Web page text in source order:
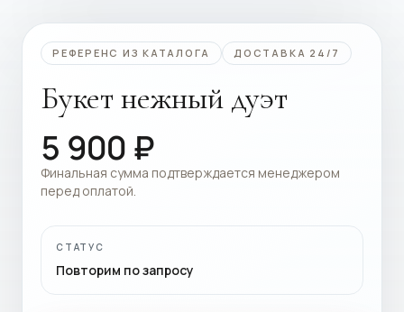
РЕФЕРЕНС ИЗ КАТАЛОГА ДОСТАВКА 24/7
Букет нежный дуэт
5 900 ₽
Финальная сумма подтверждается менеджером
перед оплатой.
СТАТУС
Повторим по запросу